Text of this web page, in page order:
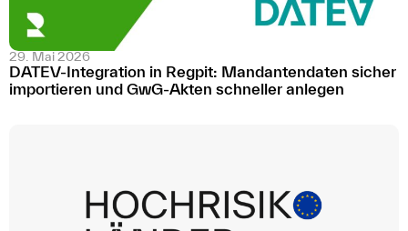
29. Mai 2026
DATEV-Integration in Regpit: Mandantendaten sicher
importieren und GwG-Akten schneller anlegen